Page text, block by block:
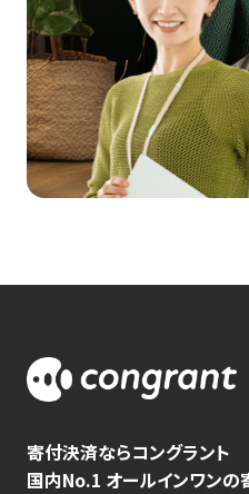
寄付決済ならコングラント
国内No.1 オールインワンの